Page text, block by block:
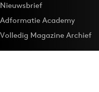
Nieuwsbrief
Adformatie Academy
Volledig Magazine Archief